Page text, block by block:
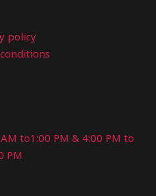
policy
to1:00 PM & 4:00 PM to
PM